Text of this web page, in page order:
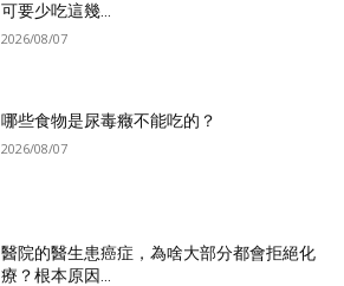
可要少吃這幾...
2026/08/07
哪些食物是尿毒癥不能吃的？
2026/08/07
醫院的醫生患癌症，為啥大部分都會拒絕化
療？根本原因...